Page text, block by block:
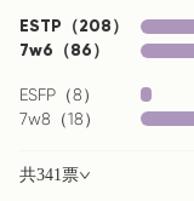
ESTP （208）
7w6 （86）
ESFP （8）
7w8 （18）
共341票